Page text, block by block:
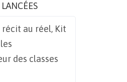
récit au réel, Kit
des classes